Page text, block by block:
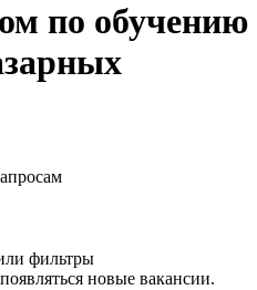
по обучению
фильтры
новые вакансии.